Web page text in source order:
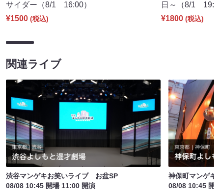
サイダー（8/1 16:00）
¥1500 (税込)
日～（8/1
¥1800 (税込)
関連ライブ
渋谷マンゲキお笑いライブ お盆SP
08/08 10:45 開場 11:00 開演
神保町マンゲキ
08/08 10:45 開